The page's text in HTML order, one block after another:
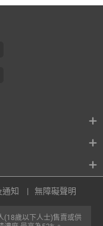
(18歲以下人士)售賣或供
知 無障礙聲明